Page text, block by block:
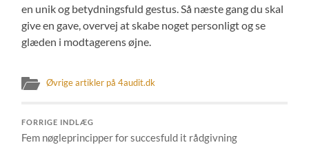
en unik og betydningsfuld gestus. Så næste gang du skal
give en gave, overvej at skabe noget personligt og se
glæden i modtagerens øjne.
Øvrige artikler på 4audit.dk
FORRIGE INDLÆG
Fem nøgleprincipper for succesfuld it rådgivning